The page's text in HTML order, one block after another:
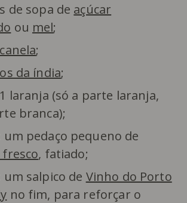
de sopa de açúcar
ou mel;
;
da índia;
laranja (só a parte laranja,
branca);
um pedaço pequeno de
, fatiado;
um salpico de Vinho do Porto
no fim, para reforçar o